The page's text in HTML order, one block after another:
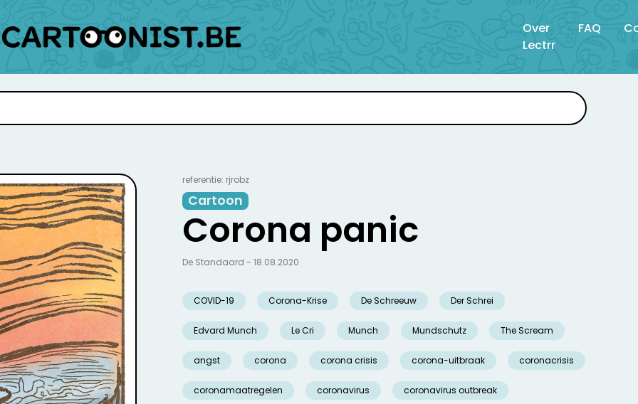
Over
Lectrr
FAQ
referentie: rjrobz
Cartoon
Corona panic
COVID-19 Corona-Krise De Schreeuw Der Schrei
Edvard Munch Le Cri Munch Mundschutz The Scream
angst corona corona crisis corona-uitbraak coronacrisis
coronamaatregelen coronavirus coronavirus outbreak
De Standaard - 18.08.2020